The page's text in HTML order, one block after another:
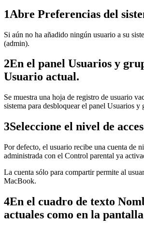
1Abre Preferencias del
Si aún no ha añadido ningún usuario a su
(admin).
2En el panel Usuarios y
Usuario actual.
Se muestra una hoja de registro de usuario
sistema para desbloquear el panel Usuarios y
3Seleccione el nivel de
Por defecto, el usuario recibe una cuenta de
administrada con el Control parental ya
La cuenta sólo para compartir permite al
MacBook.
4En el cuadro de texto
actuales como en la